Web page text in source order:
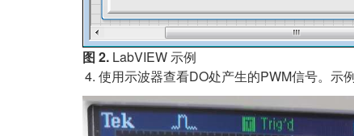
图 2. LabVIEW 示例
使用示波器查看DO处产生的PWM信号。示